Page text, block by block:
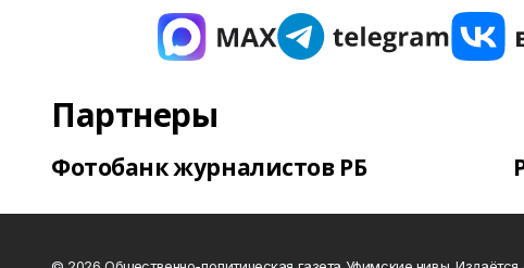
Партнеры
Фотобанк журналистов РБ